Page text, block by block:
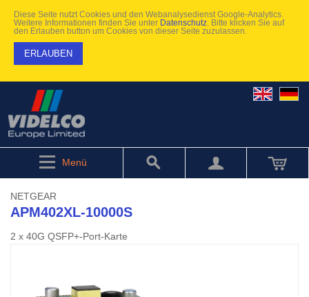
Diese Seite nutzt Cookies und den Webanalysedienst Google-Analytics.
Weitere Informationen finden Sie unter Datenschutz . Bitte klicken Sie auf
den Erlauben button um Cookies von dieser Seite zuzulassen.
ERLAUBEN
Menü
NETGEAR
APM402XL-10000S
2 x 40G QSFP+-Port-Karte